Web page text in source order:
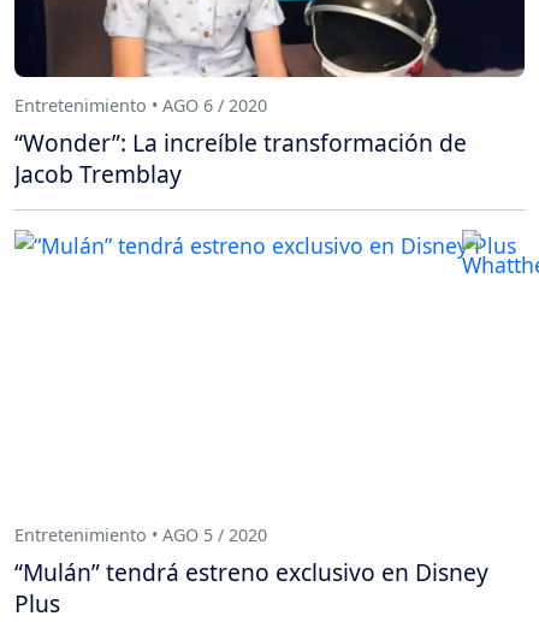
Entretenimiento • AGO 6 / 2020
“Wonder”: La increíble transformación de
Jacob Tremblay
Entretenimiento • AGO 5 / 2020
“Mulán” tendrá estreno exclusivo en Disney
Plus